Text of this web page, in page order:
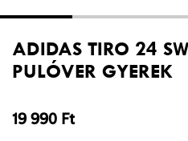
ADIDAS TIRO 24
PULÓVER GYEREK
19 990 Ft